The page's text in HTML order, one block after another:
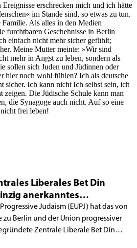
erschrecken mich und ich hätte
im Stande sind, so etwas zu tun.
Als alles in den Medien
furchtbaren Geschehnisse in Berlin
einfach nicht mehr sicher gefühlt;
Meine Mutter meinte: »Wir sind
mehr in Angst zu leben, sondern als
sollen sich Juden und Jüdinnen oder
hier noch wohl fühlen? Ich als deutsche
sicher. Ich kann nicht Ich selbst sein, ich
zeigen. Die Jüdische Schule kann man
die Synagoge auch nicht. Auf so eine
frei leben!
Liberales Bet Din
anerkanntes
Judaism (EUPJ) hat das von
zu Berlin und der Union progressiver
Zentrale Liberale Bet Din
1. Juni 2026 als anerkanntes